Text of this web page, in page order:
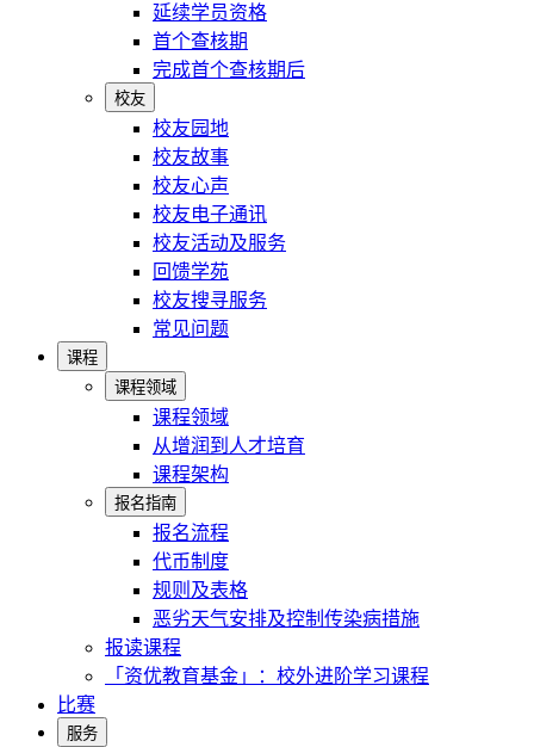
延续学员资格
首个查核期
完成首个查核期后
校友
校友园地
校友故事
校友心声
校友电子通讯
校友活动及服务
回馈学苑
校友搜寻服务
常见问题
课程
课程领域
课程领域
从增润到人才培育
课程架构
报名指南
报名流程
代币制度
规则及表格
恶劣天气安排及控制传染病措施
报读课程
「资优教育基金」：校外进阶学习课程
比赛
服务